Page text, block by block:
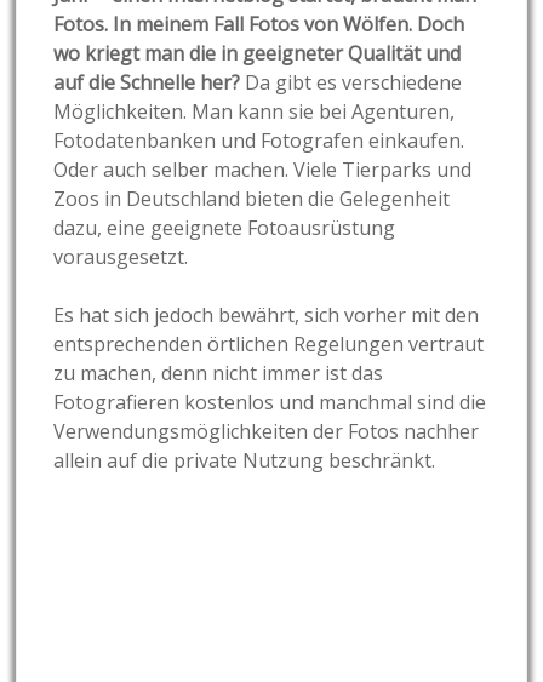
Fotos. In meinem Fall Fotos von Wölfen. Doch
wo kriegt man die in geeigneter Qualität und
auf die Schnelle her? Da gibt es verschiedene
Möglichkeiten. Man kann sie bei Agenturen,
Fotodatenbanken und Fotografen einkaufen.
Oder auch selber machen. Viele Tierparks und
Zoos in Deutschland bieten die Gelegenheit
dazu, eine geeignete Fotoausrüstung
vorausgesetzt.
Es hat sich jedoch bewährt, sich vorher mit den
entsprechenden örtlichen Regelungen vertraut
zu machen, denn nicht immer ist das
Fotografieren kostenlos und manchmal sind die
Verwendungsmöglichkeiten der Fotos nachher
allein auf die private Nutzung beschränkt.